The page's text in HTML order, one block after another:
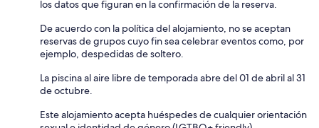
los datos que figuran en la confirmación de la reserva.
De acuerdo con la política del alojamiento, no se aceptan
reservas de grupos cuyo fin sea celebrar eventos como, por
ejemplo, despedidas de soltero.
La piscina al aire libre de temporada abre del 01 de abril al 31
de octubre.
Este alojamiento acepta huéspedes de cualquier orientación